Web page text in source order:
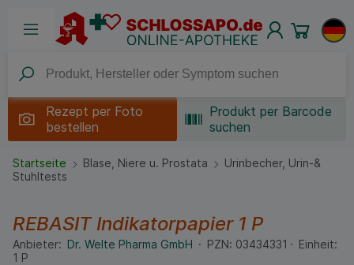
Rezept per Foto
bestellen
Produkt per Barcode
suchen
Startseite Blase, Niere u. Prostata
Urinbecher, Urin-&
Stuhltests
REBASIT Indikatorpapier 1 P
Anbieter: Dr. Welte Pharma GmbH PZN: 03434331
Einheit:
1 P